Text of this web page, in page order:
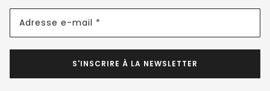
Adresse e-mail *
S'INSCRIRE À LA NEWSLETTER